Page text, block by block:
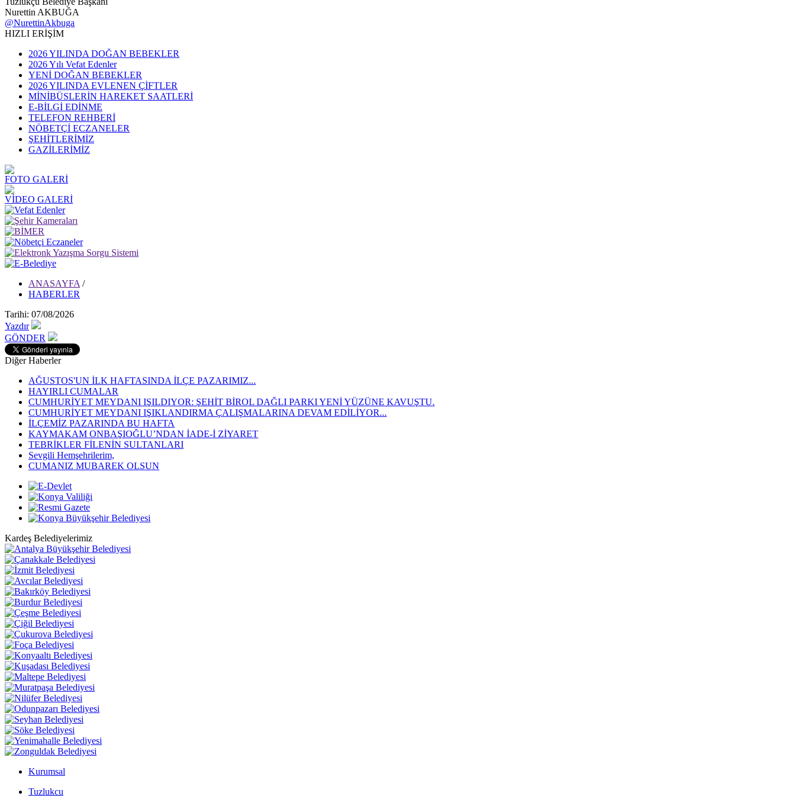
Nurettin AKBUĞA
@NurettinAkbuga
HIZLI ERİŞİM
2026 YILINDA DOĞAN BEBEKLER
2026 Yılı Vefat Edenler
YENİ DOĞAN BEBEKLER
2026 YILINDA EVLENEN ÇİFTLER
MİNİBÜSLERİN HAREKET SAATLERİ
E-BİLGİ EDİNME
TELEFON REHBERİ
NÖBETÇİ ECZANELER
ŞEHİTLERİMİZ
GAZİLERİMİZ
FOTO GALERİ
VİDEO GALERİ
ANASAYFA /
HABERLER
Tarihi: 07/08/2026
Yazdır
GÖNDER
Diğer Haberler
AĞUSTOS'UN İLK HAFTASINDA İLÇE PAZARIMIZ...
HAYIRLI CUMALAR
CUMHURİYET MEYDANI IŞILDIYOR: ŞEHİT BİROL DAĞLI PARKI YENİ YÜZÜNE KAVUŞTU.
CUMHURİYET MEYDANI IŞIKLANDIRMA ÇALIŞMALARINA DEVAM EDİLİYOR...
İLÇEMİZ PAZARINDA BU HAFTA
KAYMAKAM ONBAŞIOĞLU’NDAN İADE-İ ZİYARET
TEBRİKLER FİLENİN SULTANLARI
Sevgili Hemşehrilerim,
CUMANIZ MUBAREK OLSUN
Kardeş Belediyelerimiz
Kurumsal
Tuzlukcu